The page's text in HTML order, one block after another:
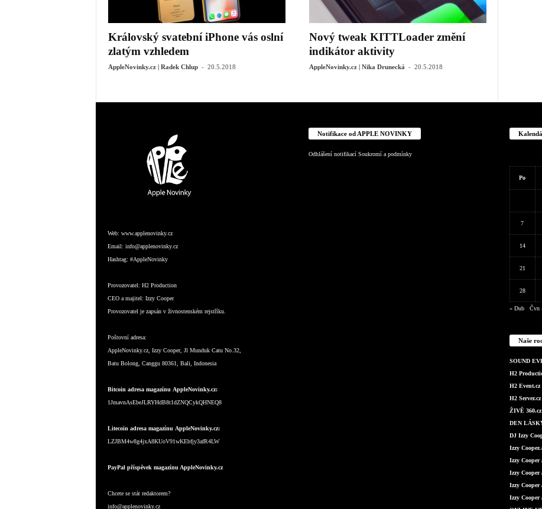
Královský svatební iPhone vás oslní
zlatým vzhledem
AppleNovinky.cz | Radek Chlup - 20.5.2018
Nový tweak KITTLoader změní
indikátor aktivity
AppleNovinky.cz | Nika Drunecká - 20.5.2018
Web: www.applenovinky.cz
Email: info@applenovinky.cz
Hashtag: #AppleNovinky
Provozovatel: H2 Production
CEO a majitel: Izzy Cooper
Provozovatel je zapsán v živnostenském rejstříku.
Poštovní adresa:
AppleNovinky.cz, Izzy Cooper, Jl Munduk Catu No.32,
Batu Bolong, Canggu 80361, Bali, Indonesia
Bitcoin adresa magazínu AppleNovinky.cz:
1JmavnAsEbeJLRYHdB8t1dZNQCykQHNEQ8
Litecoin adresa magazínu AppleNovinky.cz:
LZJBM4w8g4jxA8KUoV91wKEbfjy3afR4LW
PayPal příspěvek magazínu AppleNovinky.cz
Chcete se stát redaktorem?
info@applenovinky.cz
Notifikace od APPLE NOVINKY
Odhlášení notifikací Soukromí a podmínky
Po
7
14
21
28
« Dub Čvn
Naše
SOUND
H2
H2 Event.cz
H2 Server.cz
ŽIVĚ 360.cz
DEN
DJ Izzy
Izzy
Izzy Cooper
Izzy
Izzy
Izzy Cooper